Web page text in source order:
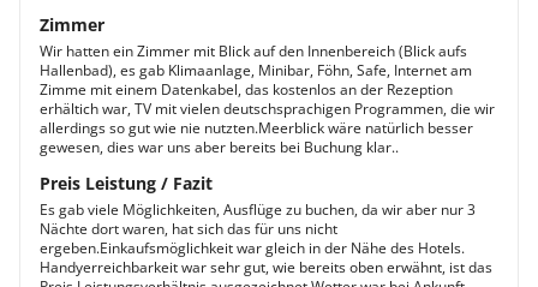
Zimmer
Wir hatten ein Zimmer mit Blick auf den Innenbereich (Blick aufs
Hallenbad), es gab Klimaanlage, Minibar, Föhn, Safe, Internet am
Zimme mit einem Datenkabel, das kostenlos an der Rezeption
erhältich war, TV mit vielen deutschsprachigen Programmen, die wir
allerdings so gut wie nie nutzten.Meerblick wäre natürlich besser
gewesen, dies war uns aber bereits bei Buchung klar..
Preis Leistung / Fazit
Es gab viele Möglichkeiten, Ausflüge zu buchen, da wir aber nur 3
Nächte dort waren, hat sich das für uns nicht
ergeben.Einkaufsmöglichkeit war gleich in der Nähe des Hotels.
Handyerreichbarkeit war sehr gut, wie bereits oben erwähnt, ist das